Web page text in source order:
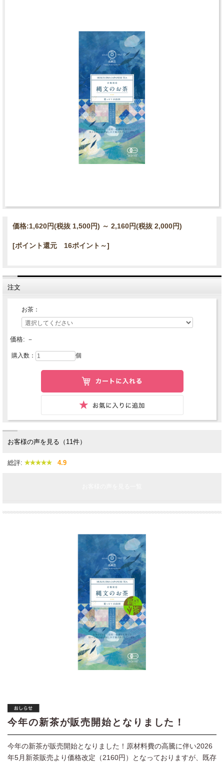
価格:1,620円(税抜 1,500円) ～ 2,160円(税抜 2,000円)
[ポイント還元 16ポイント～]
注文
お茶：
価格: －
購入数： 個
お客様の声を見る（11件）
総評: 4.9
今年の新茶が販売開始となりました！
今年の新茶が販売開始となりました！原材料費の高騰に伴い2026
年5月新茶販売より価格改定（2160円）となっておりますが、既存